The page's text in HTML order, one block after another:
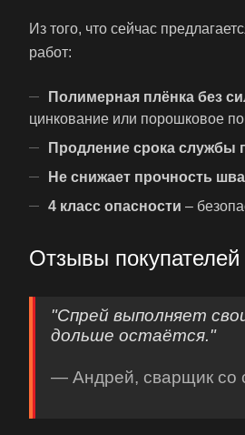
Из того, что сейчас
работ:
Полимерная плёнка без
цинкование или порошковое
Продление срока службы
Не снижает прочность шва
4 класс опасности –
Отзывы
"Спрей выполняет
дольше остаётся."
— Андрей, сварщик со